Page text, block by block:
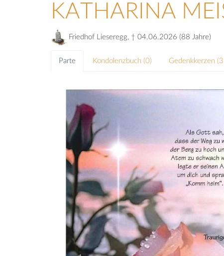
KATHARINA
Friedhof Lieseregg, † 04.06.2026 (88 Jahre)
Parte Kondolenzbuch (0) Gedenkkerzen (